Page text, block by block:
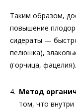
Таким образом,
повышение
сидераты —
пелюшка),
(горчица, фацелия).
Метод
том, что